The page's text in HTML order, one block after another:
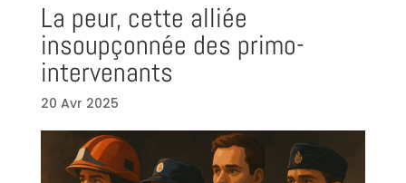
La peur, cette alliée
insoupçonnée des primo-
intervenants
20 Avr 2025